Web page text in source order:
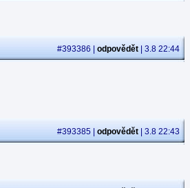
#393386 | odpovědět | 3.8 22:44
#393385 | odpovědět | 3.8 22:43